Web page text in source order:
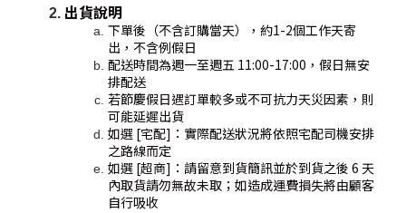
出貨說明
下單後（不含訂購當天），約1-2個工作天寄
出，不含例假日
配送時間為週一至週五 11:00-17:00，假日無安
排配送
若節慶假日遇訂單較多或不可抗力天災因素，則
可能延遲出貨
如選 [宅配]：實際配送狀況將依照宅配司機安排
之路線而定
如選 [超商]：請留意到貨簡訊並於到貨之後 6 天
內取貨請勿無故未取；如造成運費損失將由顧客
自行吸收